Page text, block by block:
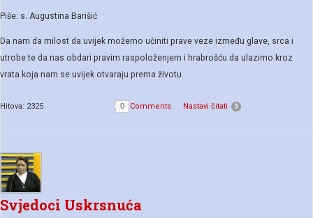
Piše: s. Augustina Barišić
Da nam da milost da uvijek možemo učiniti prave veze između glave, srca i
utrobe te da nas obdari pravim raspoloženjem i hrabrošću da ulazimo kroz
vrata koja nam se uvijek otvaraju prema životu
Comments Nastavi čitati
Hitova: 2325 0
Svjedoci Uskrsnuća